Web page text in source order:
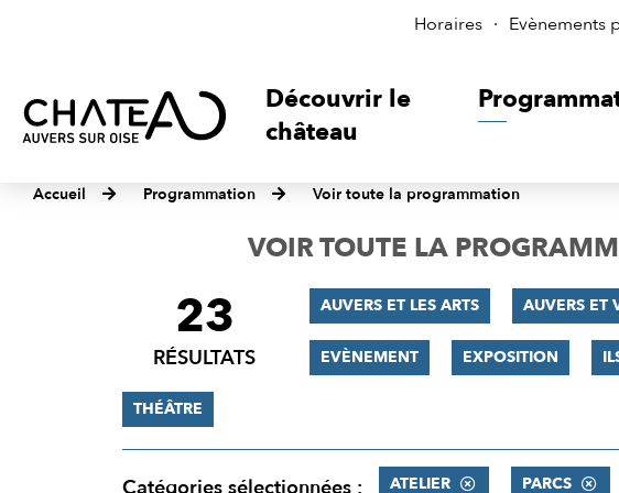
Horaires Evènements
Découvrir le
château
Accueil Programmation Voir toute la programmation
VOIR TOUTE LA
FILTRER
RÉSULTATS
23
RÉSULTATS
AUVERS ET LES ARTS AUVERS ET
EVÈNEMENT EXPOSITION
THÉÂTRE
ATELIER PARCS